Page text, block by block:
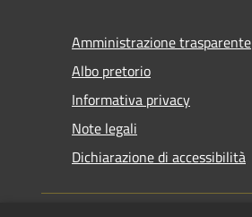
Amministrazione trasparente
Albo pretorio
Informativa privacy
Note legali
Dichiarazione di accessibilità